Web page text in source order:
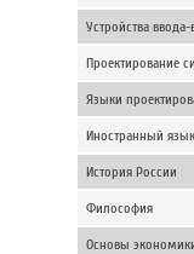
Устройства
Проектирование
Языки
Иностранный язык
История России
Философия
Основы